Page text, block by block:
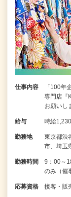
仕事内容
「100年
専門店『
お願いし
給与 時給
勤務地
東京都渋
市、埼玉
勤務時間
9：00～
のみ（催
応募資格 接客・販